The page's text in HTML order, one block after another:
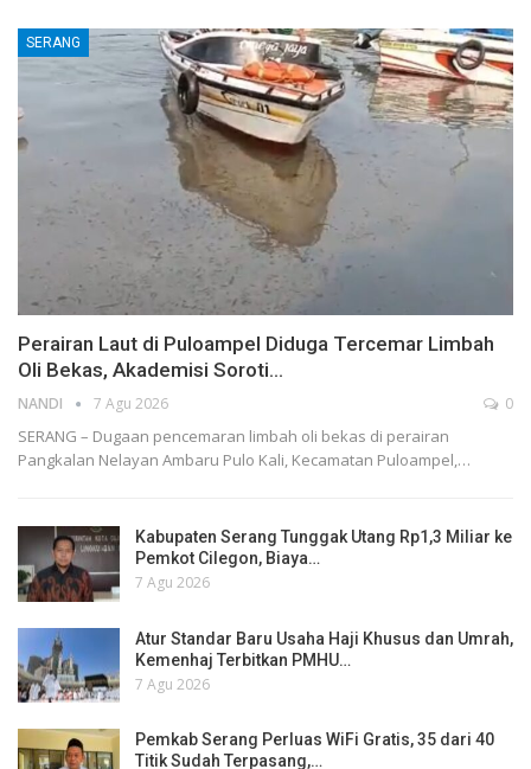
SERANG
Perairan Laut di Puloampel Diduga Tercemar Limbah
Oli Bekas, Akademisi Soroti…
NANDI 7 Agu 2026 0
SERANG – Dugaan pencemaran limbah oli bekas di perairan
Pangkalan Nelayan Ambaru Pulo Kali, Kecamatan Puloampel,…
Kabupaten Serang Tunggak Utang Rp1,3 Miliar ke
Pemkot Cilegon, Biaya…
7 Agu 2026
Atur Standar Baru Usaha Haji Khusus dan Umrah,
Kemenhaj Terbitkan PMHU…
7 Agu 2026
Pemkab Serang Perluas WiFi Gratis, 35 dari 40
Titik Sudah Terpasang,…